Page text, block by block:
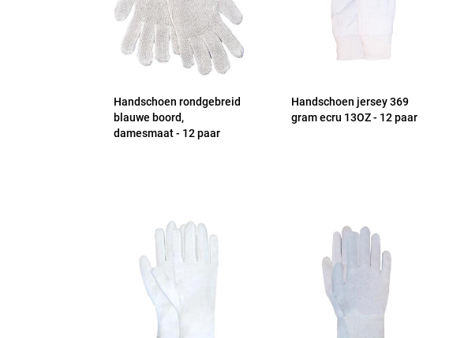
Handschoen rondgebreid
blauwe boord,
damesmaat - 12 paar
Handschoen jersey 369
gram ecru 13OZ - 12 paar